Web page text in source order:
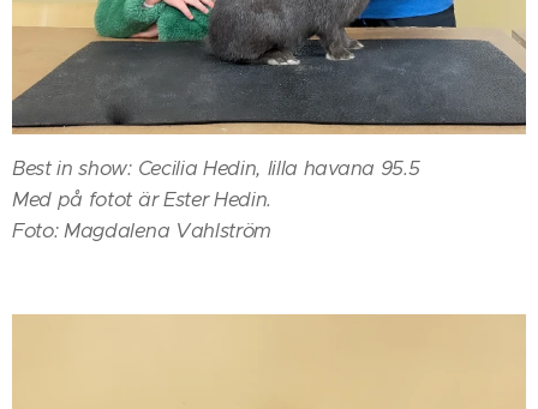
Best in show: Cecilia Hedin, lilla havana 95.5
Med på fotot är Ester Hedin.
Foto: Magdalena Vahlström